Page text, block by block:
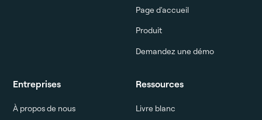
Page d'accueil
Produit
Demandez une démo
Entreprises
À propos de nous
Ressources
Livre blanc